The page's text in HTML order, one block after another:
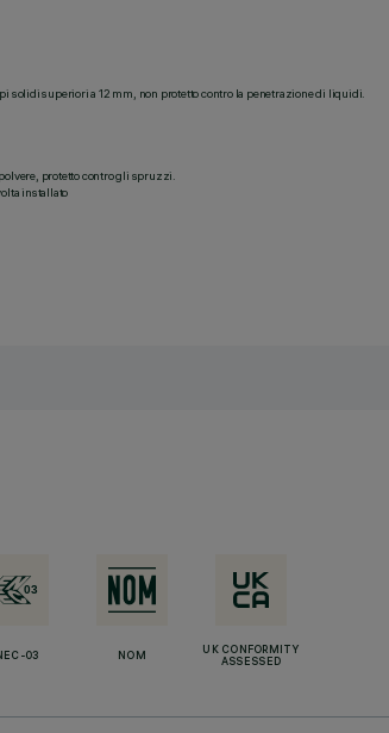
solidi superiori a 12 mm, non protetto contro la penetrazione di liquidi.
protetto contro gli spruzzi.
installato
03 NOM
UK CONFORMITY
ASSESSED